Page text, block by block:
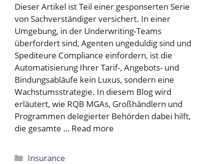
Dieser Artikel ist Teil einer gesponserten Serie
von Sachverständiger versichert. In einer
Umgebung, in der Underwriting-Teams
überfordert sind, Agenten ungeduldig sind und
Spediteure Compliance einfordern, ist die
Automatisierung Ihrer Tarif-, Angebots- und
Bindungsabläufe kein Luxus, sondern eine
Wachstumsstrategie. In diesem Blog wird
erläutert, wie RQB MGAs, Großhändlern und
Programmen delegierter Behörden dabei hilft,
die gesamte … Read more
Categories
Insurance